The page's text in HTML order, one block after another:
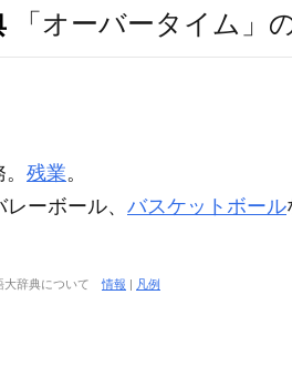
「オーバータイム」
残業。
ーボール、 バスケットボール
大辞典について情報 | 凡例